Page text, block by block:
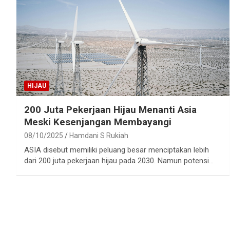
HIJAU
200 Juta Pekerjaan Hijau Menanti Asia
Meski Kesenjangan Membayangi
08/10/2025 Hamdani S Rukiah
ASIA disebut memiliki peluang besar menciptakan lebih
dari 200 juta pekerjaan hijau pada 2030. Namun potensi…